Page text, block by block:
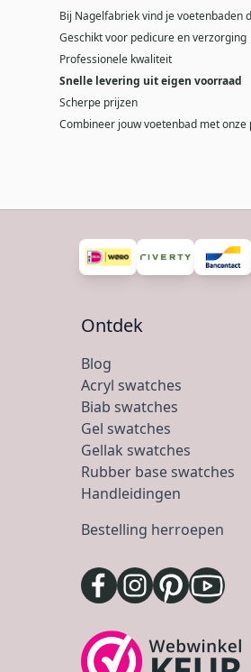
Bij Nagelfabriek vind je voetenbaden
Geschikt voor pedicure en verzorging
Professionele kwaliteit
Snelle levering uit eigen voorraad
Scherpe prijzen
Combineer jouw voetenbad met onze
Ontdek
Blog
Acryl swatches
Biab swatches
Gel swatches
Gellak swatches
Rubber base swatches
Handleidingen
Bestelling herroepen